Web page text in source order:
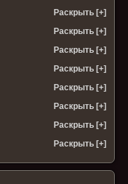
Раскрыть [+]
Раскрыть [+]
Раскрыть [+]
Раскрыть [+]
Раскрыть [+]
Раскрыть [+]
Раскрыть [+]
Раскрыть [+]